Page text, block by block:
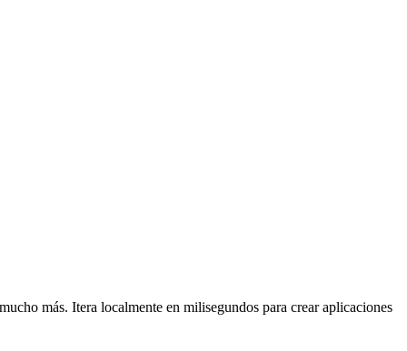
más. Itera localmente en milisegundos para crear aplicaciones